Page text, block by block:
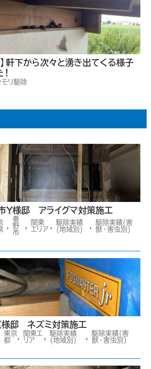
】軒下から次々と湧き出てくる様子
モリ駆除
Y様邸 アライグマ対策施工
,
秦
野
市
,
関東
エリア ,
駆除実績
(地域別)
,
駆除実績(害
獣・害虫別)
邸 ネズミ対策施工
東京
都
,
関東エ
リア
,
駆除実績
(地域別)
,
駆除実績(害
獣・害虫別)